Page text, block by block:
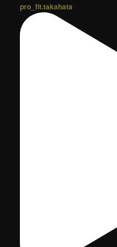
pro_fit.takahata